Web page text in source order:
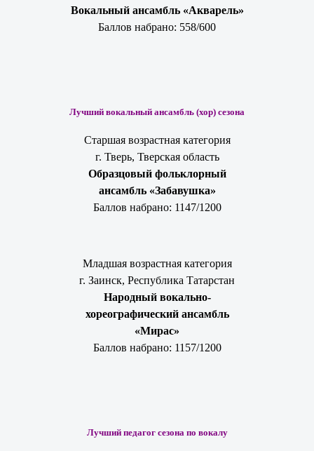
Вокальный ансамбль «Акварель»
Баллов набрано: 558/600
Лучший вокальный ансамбль (хор) сезона
Старшая возрастная категория
г. Тверь, Тверская область
Образцовый фольклорный
ансамбль «Забавушка»
Баллов набрано: 1147/1200
Младшая возрастная категория
г. Заинск, Республика Татарстан
Народный вокально-
хореографический ансамбль
«Мирас»
Баллов набрано: 1157/1200
Лучший педагог сезона по вокалу